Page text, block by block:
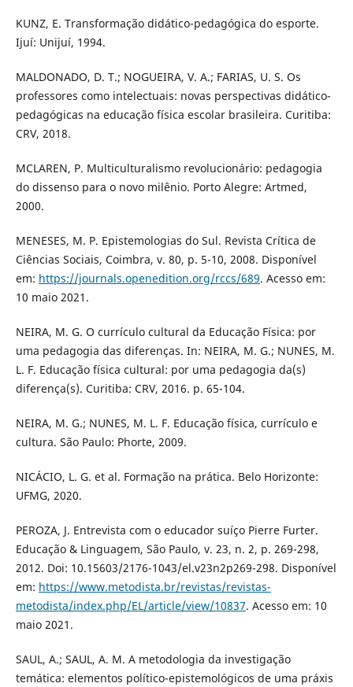
KUNZ, E. Transformação didático-pedagógica do esporte.
Ijuí: Unijuí, 1994.
MALDONADO, D. T.; NOGUEIRA, V. A.; FARIAS, U. S. Os
professores como intelectuais: novas perspectivas didático-
pedagógicas na educação física escolar brasileira. Curitiba:
CRV, 2018.
MCLAREN, P. Multiculturalismo revolucionário: pedagogia
do dissenso para o novo milênio. Porto Alegre: Artmed,
2000.
MENESES, M. P. Epistemologias do Sul. Revista Crítica de
Ciências Sociais, Coimbra, v. 80, p. 5-10, 2008. Disponível
em: https://journals.openedition.org/rccs/689. Acesso em:
10 maio 2021.
NEIRA, M. G. O currículo cultural da Educação Física: por
uma pedagogia das diferenças. In: NEIRA, M. G.; NUNES, M.
L. F. Educação física cultural: por uma pedagogia da(s)
diferença(s). Curitiba: CRV, 2016. p. 65-104.
NEIRA, M. G.; NUNES, M. L. F. Educação física, currículo e
cultura. São Paulo: Phorte, 2009.
NICÁCIO, L. G. et al. Formação na prática. Belo Horizonte:
UFMG, 2020.
PEROZA, J. Entrevista com o educador suíço Pierre Furter.
Educação & Linguagem, São Paulo, v. 23, n. 2, p. 269-298,
2012. Doi: 10.15603/2176-1043/el.v23n2p269-298. Disponível
em: https://www.metodista.br/revistas/revistas-
metodista/index.php/EL/article/view/10837. Acesso em: 10
maio 2021.
SAUL, A.; SAUL, A. M. A metodologia da investigação
temática: elementos político-epistemológicos de uma práxis